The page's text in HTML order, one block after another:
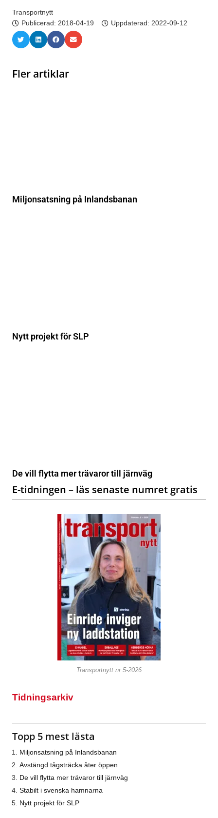
Transportnytt
Publicerad: 2018-04-19 Uppdaterad: 2022-09-12
Fler artiklar
Miljonsatsning på Inlandsbanan
Nytt projekt för SLP
De vill flytta mer trävaror till järnväg
E-tidningen – läs senaste numret gratis
Transportnytt nr 5-2026
Tidningsarkiv
Topp 5 mest lästa
Miljonsatsning på Inlandsbanan
Avstängd tågsträcka åter öppen
De vill flytta mer trävaror till järnväg
Stabilt i svenska hamnarna
Nytt projekt för SLP